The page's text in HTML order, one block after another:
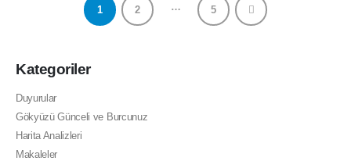
1 2 … 5
Kategoriler
Duyurular
Gökyüzü Günceli ve Burcunuz
Harita Analizleri
Makaleler